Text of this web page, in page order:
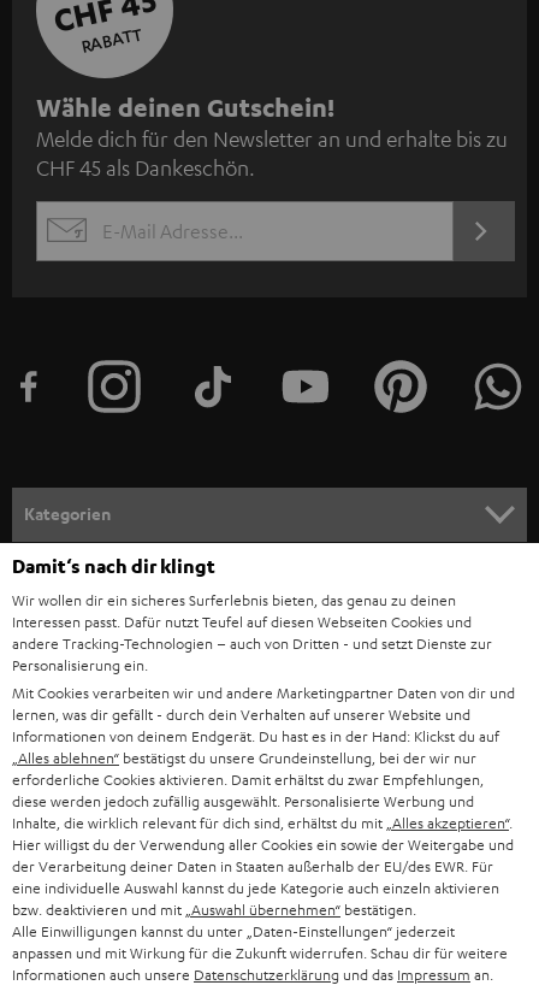
RABATT
N
e
w
s
l
e
n
m
e
l
d
u
n
g
Wähle deinen Gutschein!
Melde dich für den Newsletter an und erhalte bis zu
CHF 45 als Dankeschön.
EMAIL
JETZT
Kategorien
HEIMKINO
HEIMKINO-KOMPLETTANLAGEN
SOUNDBARS
STEREO
SMART HOME
BLUETOOTH-LAUTSPRECHER
KOPFHÖRER
BLUETOOTH-KOPFHÖRER
Unternehmen
SUPPORT
KARRIERE
PRESSE & MARKETING
GESCHÄFTSKUNDEN
PARTNERPROGRAMM
BLOG
NEWSLETTER
Teufel Onlineshops
DEUTSCHLAND
ÖSTERREICH
SCHWEIZ
NIEDERLANDE
BELGIEN
Damit‘s nach dir klingt
Wir wollen dir ein sicheres Surferlebnis bieten, das genau zu deinen
Interessen passt. Dafür nutzt Teufel auf diesen Webseiten Cookies und
andere Tracking-Technologien – auch von Dritten - und setzt Dienste zur
Personalisierung ein.
Mit Cookies verarbeiten wir und andere Marketingpartner Daten von dir und
lernen, was dir gefällt - durch dein Verhalten auf unserer Website und
Informationen von deinem Endgerät. Du hast es in der Hand: Klickst du auf
„Alles ablehnen“ bestätigst du unsere Grundeinstellung, bei der wir nur
erforderliche Cookies aktivieren. Damit erhältst du zwar Empfehlungen,
diese werden jedoch zufällig ausgewählt. Personalisierte Werbung und
Inhalte, die wirklich relevant für dich sind, erhältst du mit „Alles akzeptieren“.
Hier willigst du der Verwendung aller Cookies ein sowie der Weitergabe und
der Verarbeitung deiner Daten in Staaten außerhalb der EU/des EWR. Für
eine individuelle Auswahl kannst du jede Kategorie auch einzeln aktivieren
bzw. deaktivieren und mit „Auswahl übernehmen“ bestätigen.
Alle Einwilligungen kannst du unter „Daten-Einstellungen“ jederzeit
anpassen und mit Wirkung für die Zukunft widerrufen. Schau dir für weitere
Informationen auch unsere Datenschutzerklärung und das Impressum an.